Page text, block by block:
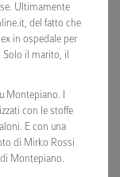
Ultimamente
del fatto che
in ospedale per
il marito, il
Montepiano. I
con le stoffe
E con una
di Mirko Rossi
Montepiano.